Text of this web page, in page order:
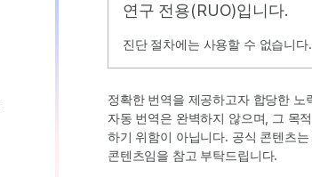
연구 전용(RUO)입니다.
진단 절차에는 사용할 수 없습니다.
정확한 번역을 제공하고자 합당한 노
자동 번역은 완벽하지 않으며, 그 목
하기 위함이 아닙니다. 공식 콘텐츠
콘텐츠임을 참고 부탁드립니다.